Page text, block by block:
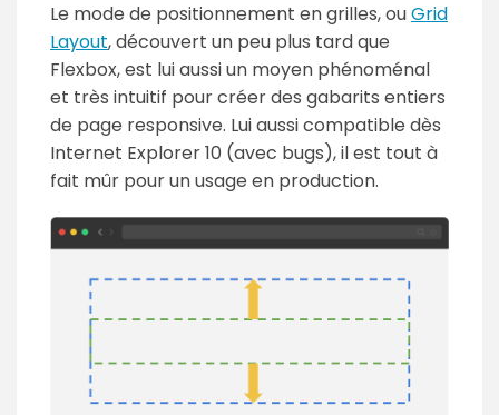
Le mode de positionnement en grilles, ouGrid
Layout, découvert un peu plus tard que
Flexbox, est lui aussi un moyen phénoménal
et très intuitif pour créer des gabarits entiers
de page responsive. Lui aussi compatible dès
Internet Explorer 10 (avec bugs), il est tout à
fait mûr pour un usage en production.